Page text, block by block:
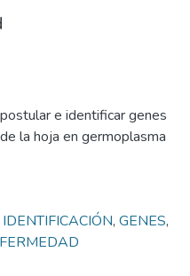
e identificar genes
la hoja en germoplasma
IDENTIFICACIÓN, GENES,